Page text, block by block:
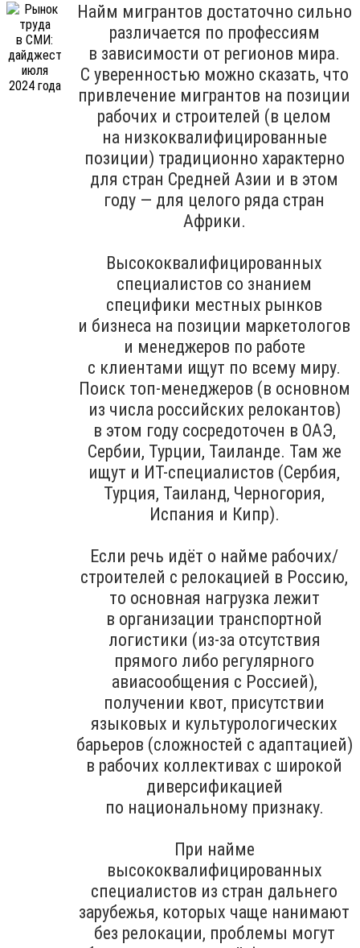
Найм мигрантов достаточно сильно
различается по профессиям
в зависимости от регионов мира.
С уверенностью можно сказать, что
привлечение мигрантов на позиции
рабочих и строителей (в целом
на низкоквалифицированные
позиции) традиционно характерно
для стран Средней Азии и в этом
году — для целого ряда стран
Африки.
Высококвалифицированных
специалистов со знанием
специфики местных рынков
и бизнеса на позиции маркетологов
и менеджеров по работе
с клиентами ищут по всему миру.
Поиск топ-менеджеров (в основном
из числа российских релокантов)
в этом году сосредоточен в ОАЭ,
Сербии, Турции, Таиланде. Там же
ищут и ИТ-специалистов (Сербия,
Турция, Таиланд, Черногория,
Испания и Кипр).
Если речь идёт о найме рабочих/
строителей с релокацией в Россию,
то основная нагрузка лежит
в организации транспортной
логистики (из-за отсутствия
прямого либо регулярного
авиасообщения с Россией),
получении квот, присутствии
языковых и культурологических
барьеров (сложностей с адаптацией)
в рабочих коллективах с широкой
диверсификацией
по национальному признаку.
При найме
высококвалифицированных
специалистов из стран дальнего
зарубежья, которых чаще нанимают
без релокации, проблемы могут